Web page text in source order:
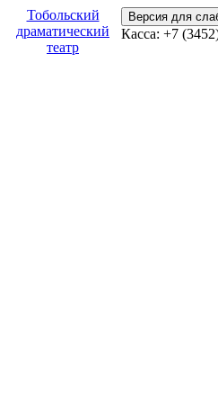
Тобольский
драматический
театр
Версия для
Касса: +7